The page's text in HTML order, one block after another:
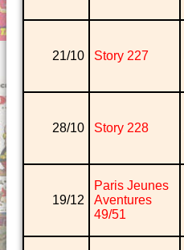
21/10 Story 227
28/10 Story 228
19/12
Paris Jeunes
Aventures
49/51